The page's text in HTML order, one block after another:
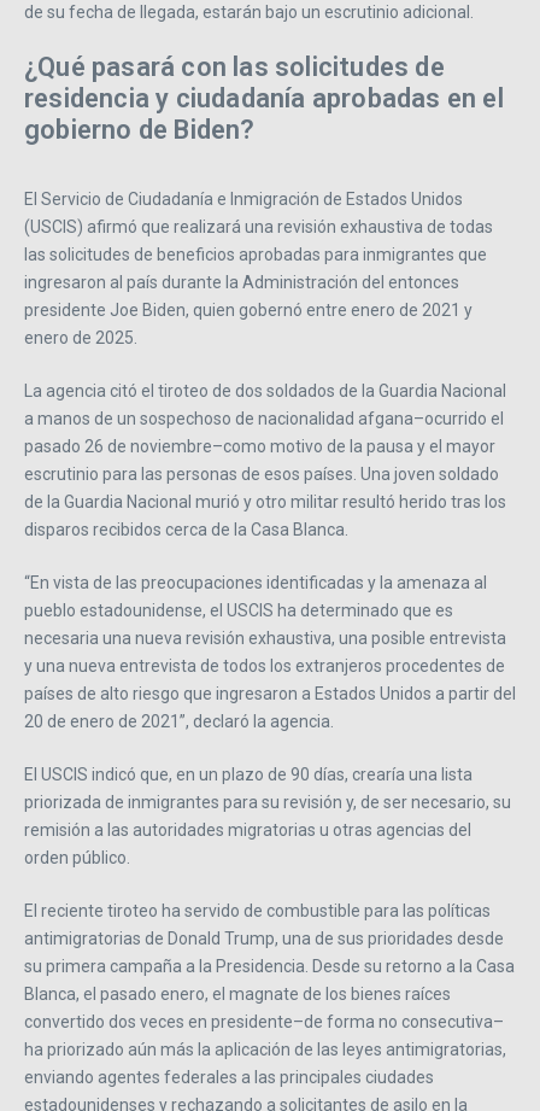
de su fecha de llegada, estarán bajo un escrutinio adicional.
¿Qué pasará con las solicitudes de
residencia y ciudadanía aprobadas en el
gobierno de Biden?
El Servicio de Ciudadanía e Inmigración de Estados Unidos
(USCIS) afirmó que realizará una revisión exhaustiva de todas
las solicitudes de beneficios aprobadas para inmigrantes que
ingresaron al país durante la Administración del entonces
presidente Joe Biden, quien gobernó entre enero de 2021 y
enero de 2025.
La agencia citó el tiroteo de dos soldados de la Guardia Nacional
a manos de un sospechoso de nacionalidad afgana–ocurrido el
pasado 26 de noviembre–como motivo de la pausa y el mayor
escrutinio para las personas de esos países. Una joven soldado
de la Guardia Nacional murió y otro militar resultó herido tras los
disparos recibidos cerca de la Casa Blanca.
“En vista de las preocupaciones identificadas y la amenaza al
pueblo estadounidense, el USCIS ha determinado que es
necesaria una nueva revisión exhaustiva, una posible entrevista
y una nueva entrevista de todos los extranjeros procedentes de
países de alto riesgo que ingresaron a Estados Unidos a partir del
20 de enero de 2021”, declaró la agencia.
El USCIS indicó que, en un plazo de 90 días, crearía una lista
priorizada de inmigrantes para su revisión y, de ser necesario, su
remisión a las autoridades migratorias u otras agencias del
orden público.
El reciente tiroteo ha servido de combustible para las políticas
antimigratorias de Donald Trump, una de sus prioridades desde
su primera campaña a la Presidencia. Desde su retorno a la Casa
Blanca, el pasado enero, el magnate de los bienes raíces
convertido dos veces en presidente–de forma no consecutiva–
ha priorizado aún más la aplicación de las leyes antimigratorias,
enviando agentes federales a las principales ciudades
estadounidenses y rechazando a solicitantes de asilo en la